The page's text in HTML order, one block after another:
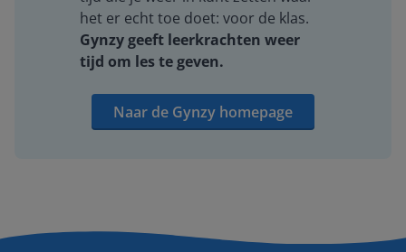
het er echt toe doet: voor de klas.
Gynzy geeft leerkrachten weer
tijd om les te geven.
Naar de Gynzy homepage